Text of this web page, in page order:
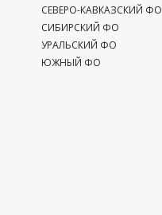
СЕВЕРО-КАВКАЗСКИЙ ФО
СИБИРСКИЙ ФО
УРАЛЬСКИЙ ФО
ЮЖНЫЙ ФО